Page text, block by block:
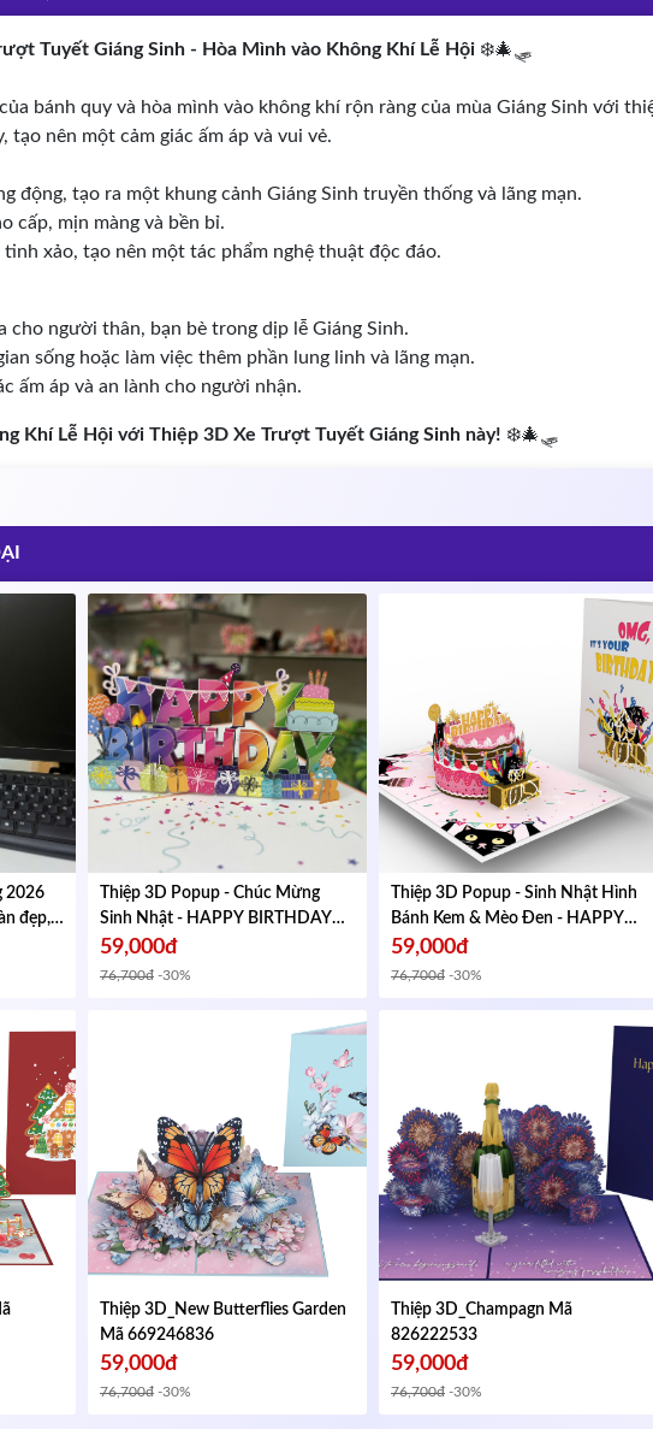
Tuyết Giáng Sinh - Hòa Mình vào Không Khí Lễ Hội ❄️🎄🛷
bánh quy và hòa mình vào không khí rộn ràng của mùa Giáng Sinh với
tạo nên một cảm giác ấm áp và vui vẻ.
động, tạo ra một khung cảnh Giáng Sinh truyền thống và lãng mạn.
cấp, mịn màng và bền bỉ.
xảo, tạo nên một tác phẩm nghệ thuật độc đáo.
cho người thân, bạn bè trong dịp lễ Giáng Sinh.
sống hoặc làm việc thêm phần lung linh và lãng mạn.
ấm áp và an lành cho người nhận.
Khí Lễ Hội với Thiệp 3D Xe Trượt Tuyết Giáng Sinh này! ❄️🎄🛷
2026
đẹp,
Thiệp 3D Popup - Chúc Mừng
Sinh Nhật - HAPPY BIRTHDAY
Đẹp, Sang Trọng - KT gập lại
102x152mm
59,000đ
76,700đ -30%
Thiệp 3D Popup - Sinh Nhật Hình
Bánh Kem & Mèo Đen - HAPPY
BIRTHDAY - Kích thước gập lại
102x152mm
59,000đ
76,700đ -30%
Thiệp 3D_New Butterflies Garden
Mã 669246836
59,000đ
76,700đ -30%
Thiệp 3D_Champagn Mã
826222533
59,000đ
76,700đ -30%